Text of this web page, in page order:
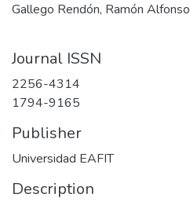
Gallego Rendón, Ramón Alfonso
Journal ISSN
2256-4314
1794-9165
Publisher
Universidad EAFIT
Description